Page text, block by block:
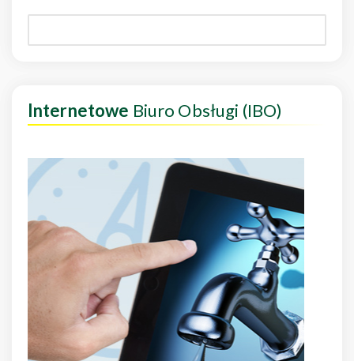
Internetowe Biuro Obsługi (IBO)